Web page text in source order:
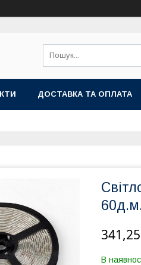
ДОСТАВКА ТА ОПЛАТА
В